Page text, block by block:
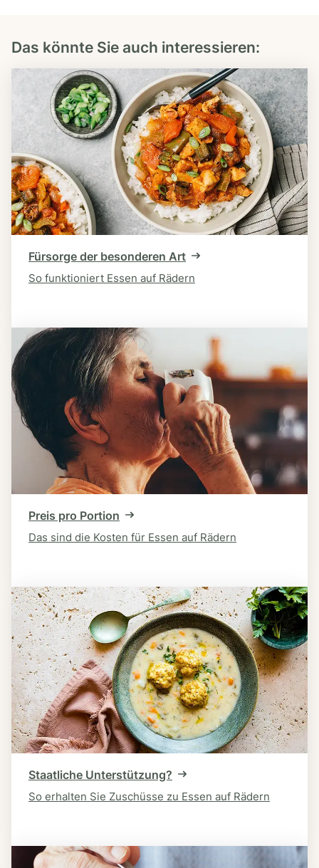
Das könnte Sie auch interessieren:
Fürsorge der besonderen Art
So funktioniert Essen auf Rädern
Preis pro Portion
Das sind die Kosten für Essen auf Rädern
Staatliche Unterstützung?
So erhalten Sie Zuschüsse zu Essen auf Rädern